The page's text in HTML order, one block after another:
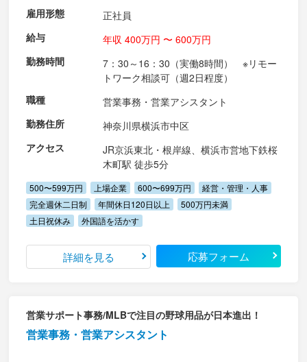
雇用形態
正社員
給与
年収 400万円 〜 600万円
勤務時間
7：30～16：30（実働8時間） ※リモー
トワーク相談可（週2日程度）
職種
営業事務・営業アシスタント
勤務住所
神奈川県横浜市中区
アクセス
JR京浜東北・根岸線、横浜市営地下鉄桜
木町駅 徒歩5分
500〜599万円 上場企業 600〜699万円
経営・管理・人事
完全週休二日制
年間休日120日以上
500万円未満
土日祝休み
外国語を活かす
詳細を見る 応募フォーム
営業サポート事務/MLBで注目の野球用品が日本進出！
営業事務・営業アシスタント